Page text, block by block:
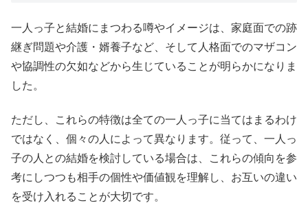
一人っ子と結婚にまつわる噂やイメージは、家庭面での跡
継ぎ問題や介護・婿養子など、そして人格面でのマザコン
や協調性の欠如などから生じていることが明らかになりま
した。
ただし、これらの特徴は全ての一人っ子に当てはまるわけ
ではなく、個々の人によって異なります。従って、一人っ
子の人との結婚を検討している場合は、これらの傾向を参
考にしつつも相手の個性や価値観を理解し、お互いの違い
を受け入れることが大切です。